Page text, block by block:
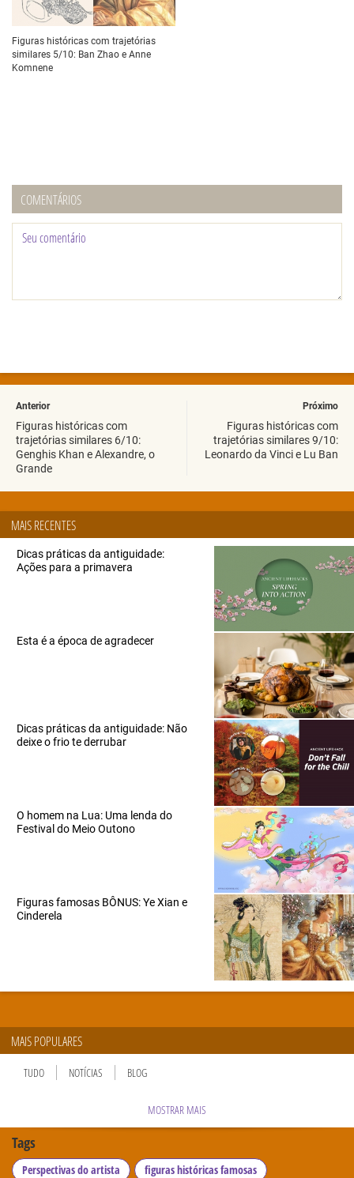
Figuras históricas com trajetórias
similares 5/10: Ban Zhao e Anne
Komnene
COMENTÁRIOS
Anterior
Figuras históricas com
trajetórias similares 6/10:
Genghis Khan e Alexandre, o
Grande
Próximo
Figuras históricas com
trajetórias similares 9/10:
Leonardo da Vinci e Lu Ban
MAIS RECENTES
Dicas práticas da antiguidade:
Ações para a primavera
Esta é a época de agradecer
Dicas práticas da antiguidade: Não
deixe o frio te derrubar
O homem na Lua: Uma lenda do
Festival do Meio Outono
Figuras famosas BÔNUS: Ye Xian e
Cinderela
MAIS POPULARES
TUDO NOTÍCIAS BLOG
MOSTRAR MAIS
Tags
Perspectivas do artista
figuras históricas famosas